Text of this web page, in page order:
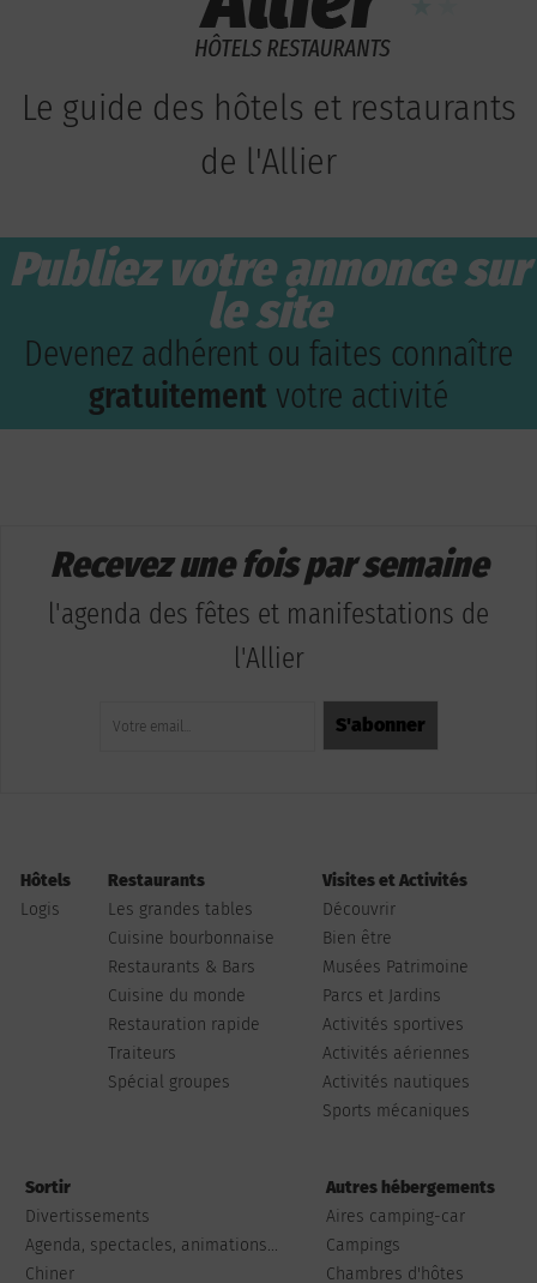
Le guide des hôtels et restaurants
de l'Allier
Publiez votre annonce sur
le site
Devenez adhérent ou faites connaître
gratuitement votre activité
Recevez une fois par semaine
l'agenda des fêtes et manifestations de
l'Allier
Hôtels
Logis
Restaurants
Les grandes tables
Cuisine bourbonnaise
Restaurants & Bars
Cuisine du monde
Restauration rapide
Traiteurs
Spécial groupes
Visites et Activités
Découvrir
Bien être
Musées Patrimoine
Parcs et Jardins
Activités sportives
Activités aériennes
Activités nautiques
Sports mécaniques
Sortir
Divertissements
Agenda, spectacles, animations...
Chiner
Autres hébergements
Aires camping-car
Campings
Chambres d'hôtes